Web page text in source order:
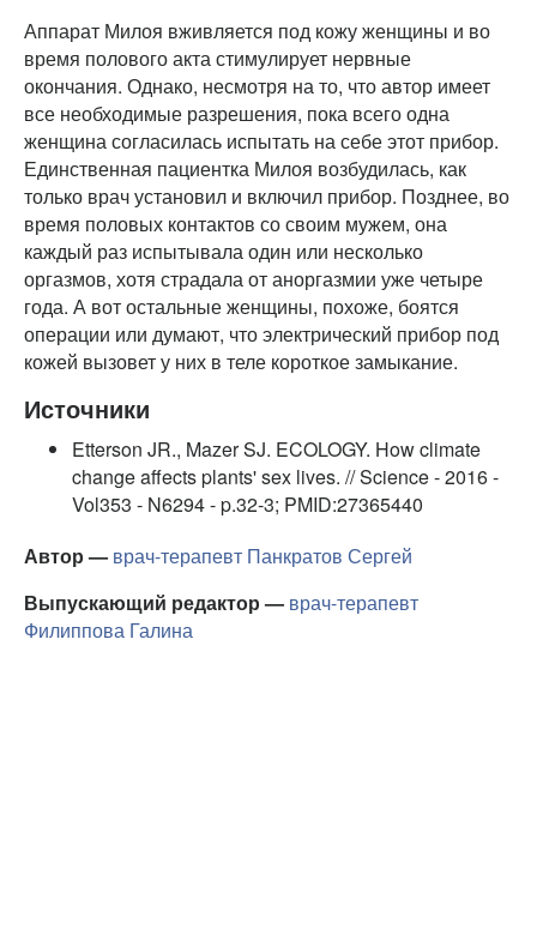
Аппарат Милоя вживляется под кожу женщины и во
время полового акта стимулирует нервные
окончания. Однако, несмотря на то, что автор имеет
все необходимые разрешения, пока всего одна
женщина согласилась испытать на себе этот прибор.
Единственная пациентка Милоя возбудилась, как
только врач установил и включил прибор. Позднее, во
время половых контактов со своим мужем, она
каждый раз испытывала один или несколько
оргазмов, хотя страдала от аноргазмии уже четыре
года. А вот остальные женщины, похоже, боятся
операции или думают, что электрический прибор под
кожей вызовет у них в теле короткое замыкание.
Источники
Etterson JR., Mazer SJ. ECOLOGY. How climate
change affects plants' sex lives. // Science - 2016 -
Vol353 - N6294 - p.32-3; PMID:27365440
Автор — врач-терапевт Панкратов Сергей
Выпускающий редактор — врач-терапевт
Филиппова Галина